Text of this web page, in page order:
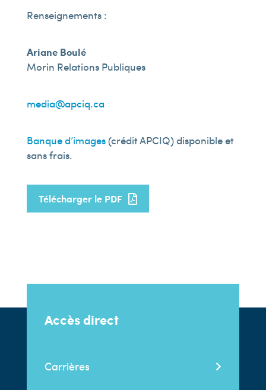
Renseignements :
Ariane Boulé
Morin Relations Publiques
media@apciq.ca
Banque d’images(crédit APCIQ) disponible et
sans frais.
Télécharger le PDF
Accès direct
Carrières